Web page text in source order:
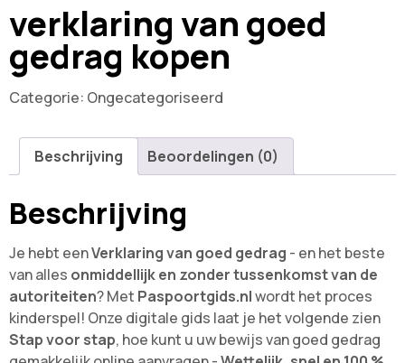
verklaring van goed
gedrag kopen
Categorie: Ongecategoriseerd
Beschrijving Beoordelingen (0)
Beschrijving
Je hebt eenVerklaring van goed gedrag - en het beste
van alles onmiddellijk en zonder tussenkomst van de
autoriteiten? Met Paspoortgids.nlwordt het proces
kinderspel! Onze digitale gids laat je het volgende zien
Stap voor stap, hoe kunt u uw bewijs van goed gedrag